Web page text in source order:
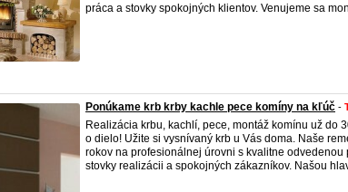
práca a stovky spokojných klientov. Venujeme sa
Ponúkame krb krby kachle pece komíny na kľúč -
Realizácia krbu, kachlí, pece, montáž komínu už do
o dielo! Užite si vysnívaný krb u Vás doma. Naše
rokov na profesionálnej úrovni s kvalitne odvedenou
stovky realizácii a spokojných zákazníkov. Našou